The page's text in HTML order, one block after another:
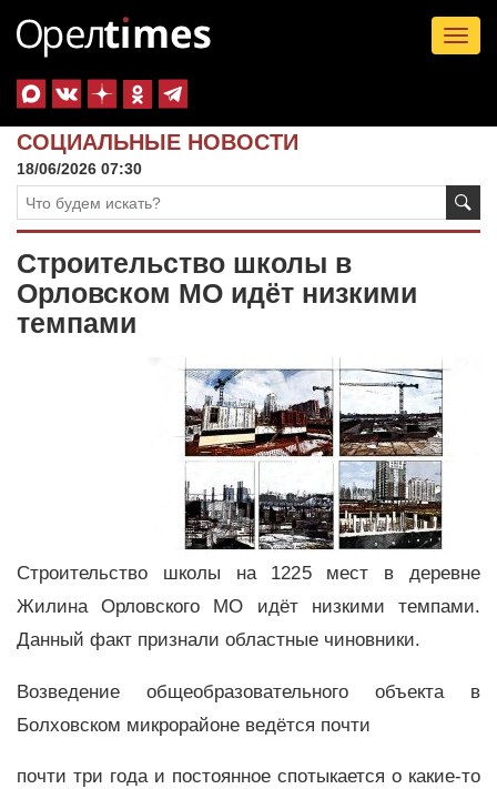
СОЦИАЛЬНЫЕ НОВОСТИ
18/06/2026 07:30
Строительство школы в
Орловском МО идёт низкими
темпами
Строительство школы на 1225 мест в деревне
Жилина Орловского МО идёт низкими темпами.
Данный факт признали областные чиновники.
Возведение общеобразовательного объекта в
Болховском микрорайоне ведётся почти
почти три года и постоянное спотыкается о какие-то